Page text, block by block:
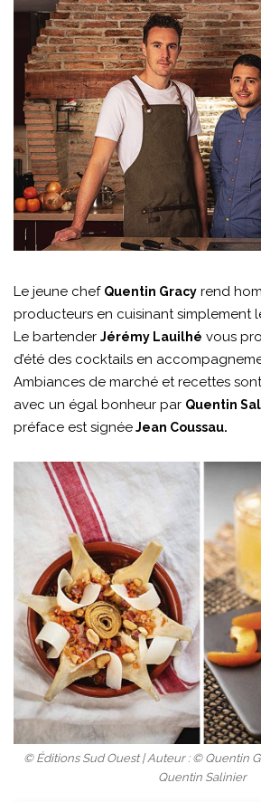
Le jeune chef Quentin Gracy rend
producteurs en cuisinant simplement
Le bartender Jérémy Lauilhé vous
d’été des cocktails en
Ambiances de marché et recettes
avec un égal bonheur par Quentin
préface est signéeJean Coussau.
© Éditions Sud Ouest | Auteur : © Quentin
Quentin Salinier